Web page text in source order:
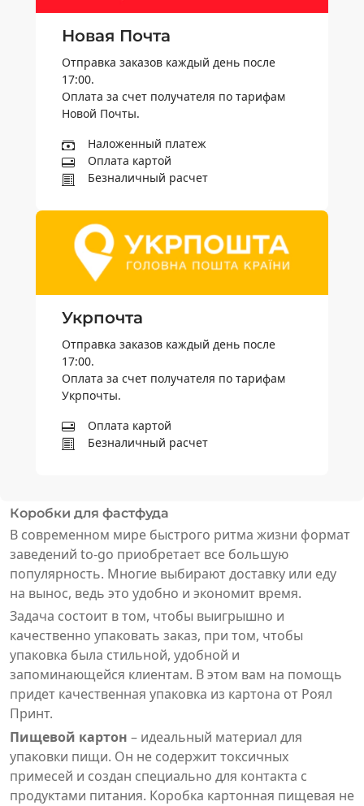
Новая Почта
Отправка заказов каждый день после
17:00.
Оплата за счет получателя по тарифам
Новой Почты.
Наложенный платеж
Оплата картой
Безналичный расчет
Укрпочта
Отправка заказов каждый день после
17:00.
Оплата за счет получателя по тарифам
Укрпочты.
Оплата картой
Безналичный расчет
Коробки для фастфуда
В современном мире быстрого ритма жизни формат
заведений to-go приобретает все большую
популярность. Многие выбирают доставку или еду
на вынос, ведь это удобно и экономит время.
Задача состоит в том, чтобы выигрышно и
качественно упаковать заказ, при том, чтобы
упаковка была стильной, удобной и
запоминающейся клиентам. В этом вам на помощь
придет качественная упаковка из картона от Роял
Принт.
Пищевой картон – идеальный материал для
упаковки пищи. Он не содержит токсичных
примесей и создан специально для контакта с
продуктами питания. Коробка картонная пищевая не